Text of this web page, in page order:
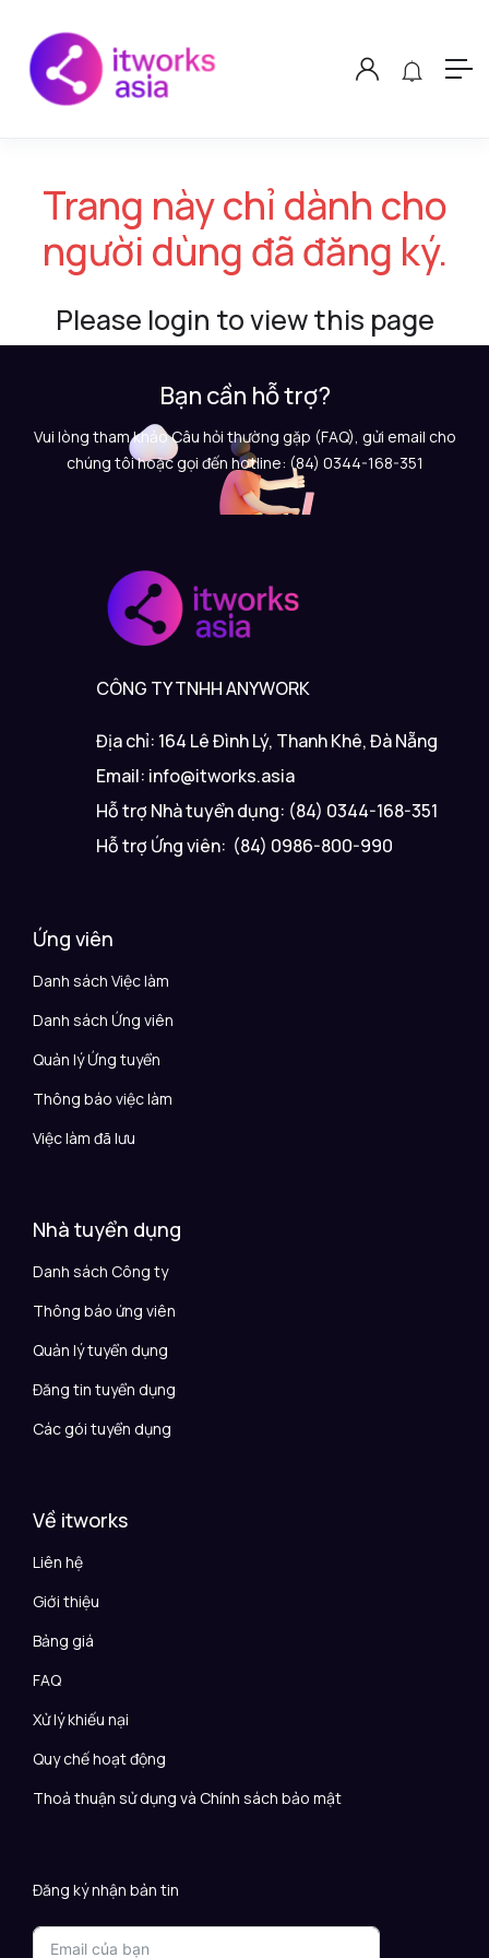
Trang này chỉ dành cho
người dùng đã đăng ký.
Please login to view this page
Bạn cần hỗ trợ?
Vui lòng tham khảo Câu hỏi thường gặp (FAQ), gửi email cho
chúng tôi hoặc gọi đến hotline: (84) 0344-168-351
CÔNG TY TNHH ANYWORK
Địa chỉ: 164 Lê Đình Lý, Thanh Khê, Đà Nẵng
Email: info@itworks.asia
Hỗ trợ Nhà tuyển dụng: (84) 0344-168-351
Hỗ trợ Ứng viên: (84) 0986-800-990
Ứng viên
Danh sách Việc làm
Danh sách Ứng viên
Quản lý Ứng tuyển
Thông báo việc làm
Việc làm đã lưu
Nhà tuyển dụng
Danh sách Công ty
Thông báo ứng viên
Quản lý tuyển dụng
Đăng tin tuyển dụng
Các gói tuyển dụng
Về itworks
Liên hệ
Giới thiệu
Bảng giá
FAQ
Xử lý khiếu nại
Quy chế hoạt động
Thoả thuận sử dụng và Chính sách bảo mật
Đăng ký nhận bản tin